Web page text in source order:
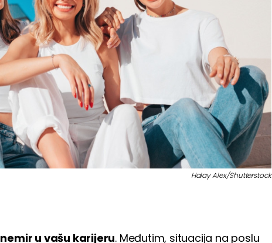
Halay Alex/Shutterstock
nemir u vašu karijeru. Međutim, situacija na poslu